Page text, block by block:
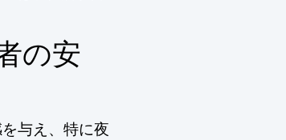
の安
与え、特に夜